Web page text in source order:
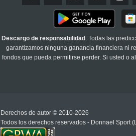
Descargo de responsabilidad : Todas las
garantizamos ninguna ganancia financiera ni
fondos que pueda permitirse perder. Si usted o
Derechos de autor © 2010-2026
Todos los derechos reservados - Donnael Sport